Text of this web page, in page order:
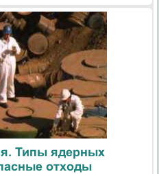
Типы ядерных
отходы